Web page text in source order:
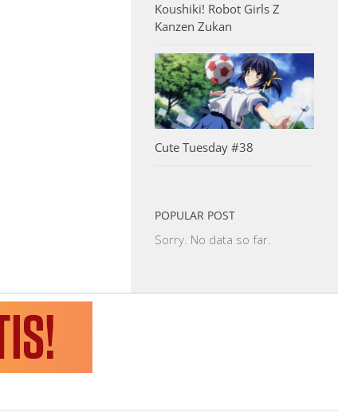
Koushiki! Robot Girls Z
Kanzen Zukan
Cute Tuesday #38
POPULAR POST
Sorry. No data so far.